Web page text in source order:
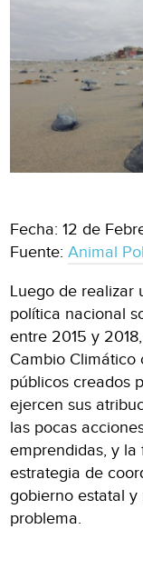
Fecha: 12 de
Fuente:Animal
Luego de realizar
política nacional
entre 2015 y
Cambio Climático
públicos creados
ejercen sus
las pocas
emprendidas, y la
estrategia de
gobierno estatal y
problema.